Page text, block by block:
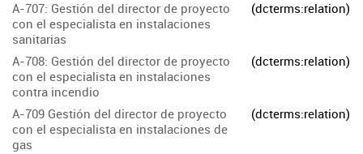
A-707: Gestión del director de proyecto
con el especialista en instalaciones
sanitarias
(dcterms:relation)
A-708: Gestión del director de proyecto
con el especialista en instalaciones
contra incendio
(dcterms:relation)
A-709 Gestión del director de proyecto
con el especialista en instalaciones de
gas
(dcterms:relation)